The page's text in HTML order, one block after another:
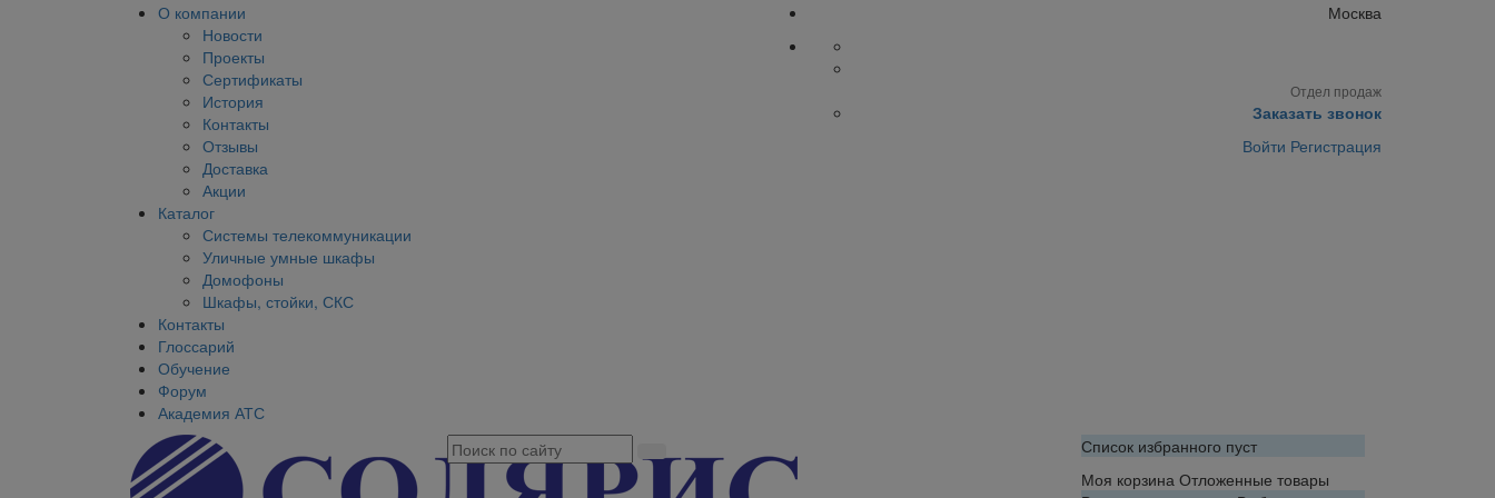
О компании
Новости
Проекты
Сертификаты
История
Контакты
Отзывы
Доставка
Акции
Каталог
Системы телекоммуникации
Уличные умные шкафы
Домофоны
Шкафы, стойки, СКС
Контакты
Глоссарий
Обучение
Форум
Академия АТС
Москва
Отдел продаж
Заказать звонок
Войти Регистрация
Список избранного пуст
Моя корзина Отложенные товары